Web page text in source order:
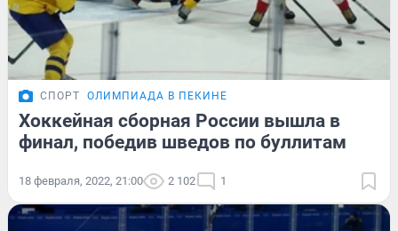
СПОРТ ОЛИМПИАДА В ПЕКИНЕ
Хоккейная сборная России вышла в
финал, победив шведов по буллитам
18 февраля, 2022, 21:00 2 102 1